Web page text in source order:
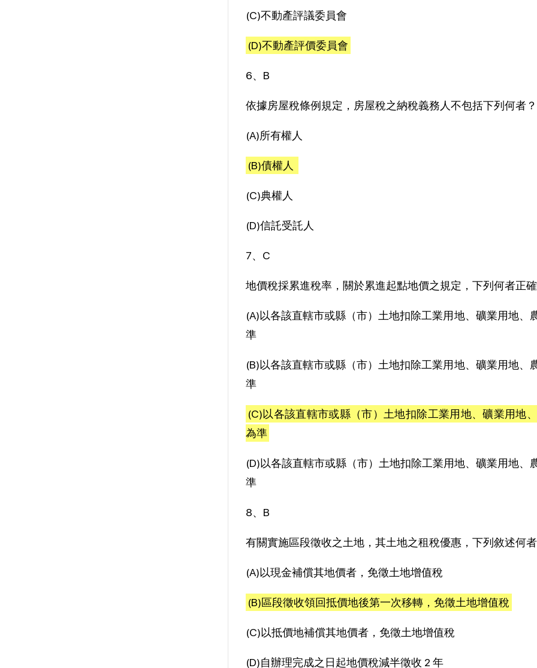
(C)不動產評議委員會
(D)不動產評價委員會
6、B
依據房屋稅條例規定，房屋稅之納稅義務人不包括下列何者？
(A)所有權人
(B)債權人
(C)典權人
(D)信託受託人
7、C
地價稅採累進稅率，關於累進起點地價之規定，下列何者正
(A)以各該直轄市或縣（市）土地扣除工業用地、礦業用地
準
(B)以各該直轄市或縣（市）土地扣除工業用地、礦業用地
準
(C)以各該直轄市或縣（市）土地扣除工業用地、礦業用地
為準
(D)以各該直轄市或縣（市）土地扣除工業用地、礦業用地
準
8、B
有關實施區段徵收之土地，其土地之租稅優惠，下列敘述何
(A)以現金補償其地價者，免徵土地增值稅
(B)區段徵收領回抵價地後第一次移轉，免徵土地增值稅
(C)以抵價地補償其地價者，免徵土地增值稅
(D)自辦理完成之日起地價稅減半徵收 2 年